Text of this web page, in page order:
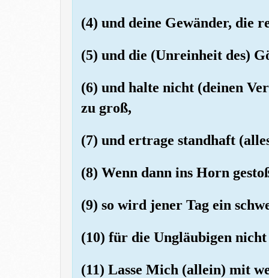
(4) und deine Gewänder, die
(5) und die (Unreinheit des)
(6) und halte nicht (deinen
zu groß,
(7) und ertrage standhaft
(8) Wenn dann ins Horn
(9) so wird jener Tag ein
(10) für die Ungläubigen
(11) Lasse Mich (allein) mit